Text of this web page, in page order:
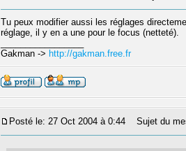
Tu peux modifier aussi les réglages
réglage, il y en a une pour le focus (netteté).
Gakman -> http://gakman.free.fr
Posté le: 27 Oct 2004 à 0:44 Sujet du